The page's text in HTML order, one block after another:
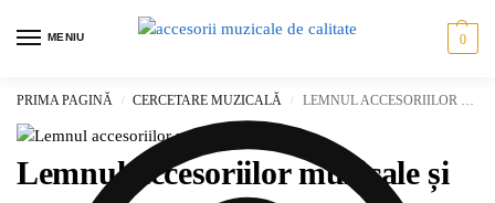
MENIU 0
PRIMA PAGINĂ / CERCETARE MUZICALĂ / LEMNUL ACCESORIILOR MUZICALE ȘI INFLUENȚA SA ASUPRA CALITĂȚII SUNETULUI
Lemnul accesoriilor muzicale și